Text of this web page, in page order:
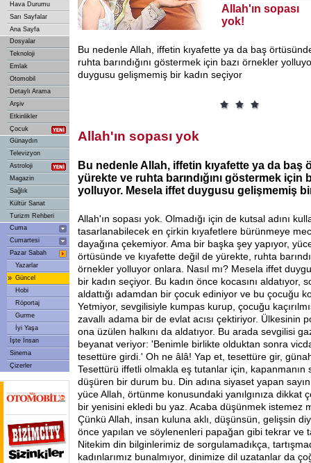
Hava Durumu
Sarı Sayfalar
Ana Sayfa
Dosyalar
Teknoloji
Emlak
Otomobil
Detaylı Arama
Arşiv
Etkinlikler
Çocuk
Günaydın
Televizyon
Astroloji
Magazin
Sağlık
Kültür Sanat
Turizm Rehberi
Cuma
Cumartesi
Pazar Sabah
Yazarlar
» Güncel
Hobi
Röportaj
Gurme
İyi Yaşa
İşte İnsan
Sinema
Çizerler
Allah'ın sopası
yok!
Bu nedenle Allah, iffetin kıyafette ya da baş
ruhta barındığını göstermek için bazı örnekler
duygusu gelişmemiş bir kadın seçiyor
Allah'ın sopası yok
Bu nedenle Allah, iffetin kıyafette ya da baş
yürekte ve ruhta barındığını göstermek için
yolluyor. Mesela iffet duygusu gelişmemiş
Allah'ın sopası yok. Olmadığı için de kutsal adını
tasarlanabilecek en çirkin kıyafetlere bürünmeye
dayağına çekemiyor. Ama bir başka şey yapıyor,
örtüsünde ve kıyafette değil de yürekte, ruhta
örnekler yolluyor onlara. Nasıl mı? Mesela iffet
bir kadın seçiyor. Bu kadın önce kocasını aldatıyor,
aldattığı adamdan bir çocuk ediniyor ve bu çocuğu
Yetmiyor, sevgilisiyle kumpas kurup, çocuğu
zavallı adama bir de evlat acısı çektiriyor. Ülkesinin
ona üzülen halkını da aldatıyor. Bu arada sevgilisi
beyanat veriyor: 'Benimle birlikte olduktan sonra
tesettüre girdi.' Oh ne âlâ! Yap et, tesettüre gir,
Tesettürü iffetli olmakla eş tutanlar için, kapanmanın
düşüren bir durum bu. Din adına siyaset yapan
yüce Allah, örtünme konusundaki yanılgınıza dikkat
bir yenisini ekledi bu yaz. Acaba düşünmek istemez
Çünkü Allah, insan kuluna aklı, düşünsün, gelişsin
önce yapılan ve söylenenleri papağan gibi tekrar ve
Nitekim din bilginlerimiz de sorgulamadıkça,
kadınlarımız bunalmıyor, dinimize dil uzatanlar da